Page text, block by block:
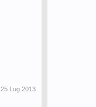
25 Lug 2013